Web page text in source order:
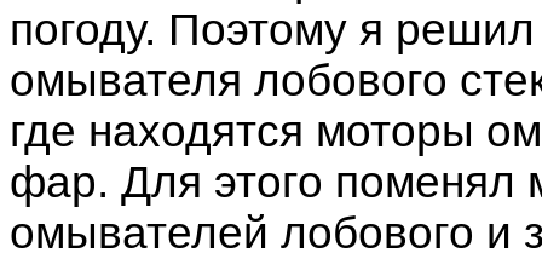
погоду. Поэтому я
омывателя лобового
где находятся моторы
фар. Для этого поменял
омывателей лобового и